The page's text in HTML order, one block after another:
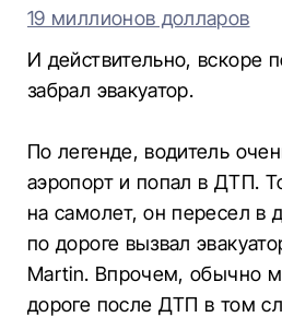
19 миллионов долларов
И действительно, вскоре
забрал эвакуатор.
По легенде, водитель
аэропорт и попал в ДТП.
на самолет, он пересел в
по дороге вызвал
Martin. Впрочем, обычно
дороге после ДТП в том